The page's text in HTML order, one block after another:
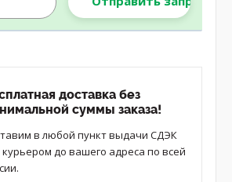
доставка без
суммы заказа!
в любой пункт выдачи СДЭК
курьером до вашего адреса по всей